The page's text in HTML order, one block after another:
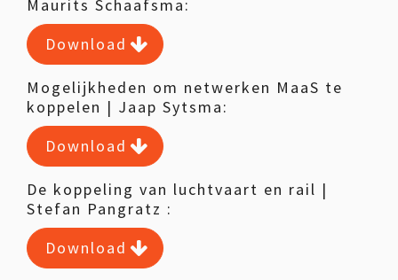
Maurits Schaafsma:
Download
Mogelijkheden om netwerken MaaS te
koppelen | Jaap Sytsma:
Download
De koppeling van luchtvaart en rail |
Stefan Pangratz :
Download